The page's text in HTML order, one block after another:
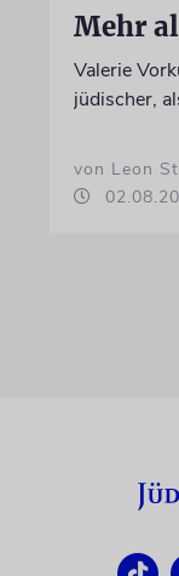
Mehr
Valerie
jüdischer,
von Leon